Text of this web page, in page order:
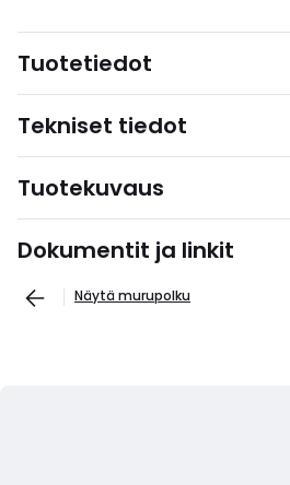
Tuotetiedot
Tekniset tiedot
Tuotekuvaus
Dokumentit ja linkit
Näytä murupolku